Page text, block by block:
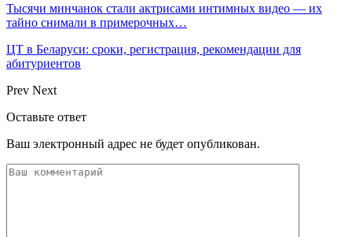
Тысячи минчанок стали актрисами интимных видео — их
тайно снимали в примерочных…
ЦТ в Беларуси: сроки, регистрация, рекомендации для
абитуриентов
Prev Next
Оставьте ответ
Ваш электронный адрес не будет опубликован.